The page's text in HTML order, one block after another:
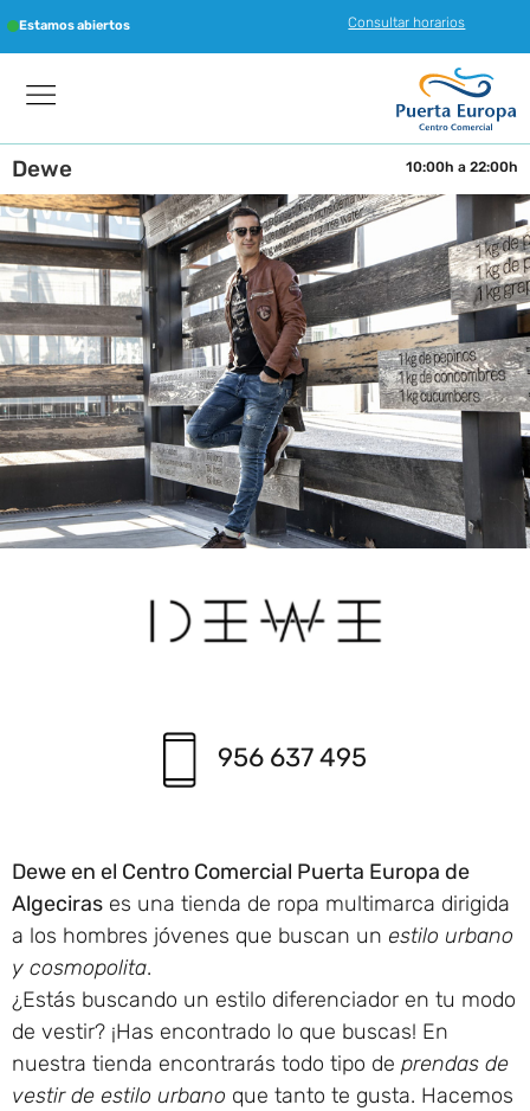
Estamos abiertos Consultar horarios
Dewe 10:00h a 22:00h
956 637 495
Dewe en el Centro Comercial Puerta Europa de
Algeciras es una tienda de ropa multimarca dirigida
a los hombres jóvenes que buscan un estilo urbano
y cosmopolita.
¿Estás buscando un estilo diferenciador en tu modo
de vestir? ¡Has encontrado lo que buscas! En
nuestra tienda encontrarás todo tipo de prendas de
vestir de estilo urbano que tanto te gusta. Hacemos